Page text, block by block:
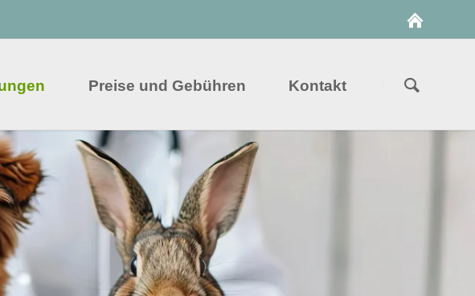
Behandlung mit DualVis
Preise und Gebühren Kontakt